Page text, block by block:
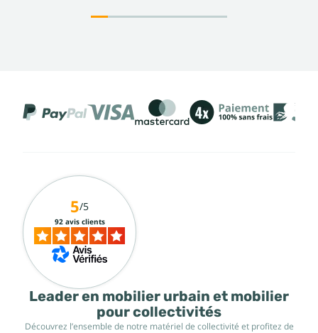
Leader en mobilier urbain et mobilier
pour collectivités
Découvrez l’ensemble de notre matériel de collectivité et profitez de
5/5
92 avis clients